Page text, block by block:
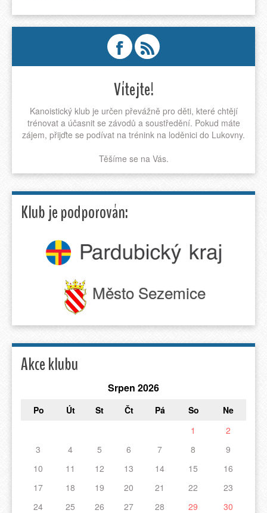
Vítejte!
Kanoistický klub je určen převážně pro děti, které chtějí
trénovat a účasnit se závodů a soustředění. Pokud máte
zájem, přijďte se podívat na trénink na loděnici do Lukovny.
Těšíme se na Vás.
Klub je podporován:
Město Sezemice
Akce klubu
Srpen 2026
Po Út St Čt Pá So
Ne
1
2
3
4 5 6 7 8
9
10
11 12 13 14 15
16
17
18 19 20 21 22
23
24
25 26 27 28 29
30